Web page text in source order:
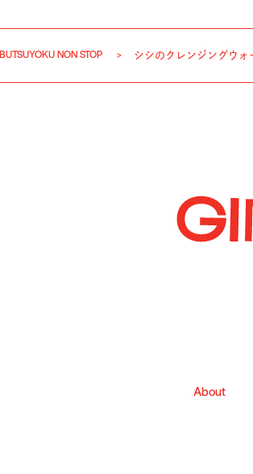
BUTSUYOKU NON STOP シシのクレンジングウォ
About